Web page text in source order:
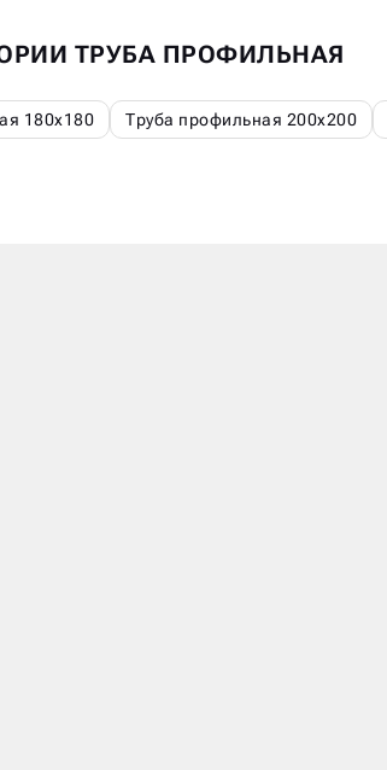
ТРУБА ПРОФИЛЬНАЯ
180х180 Труба профильная 200х200